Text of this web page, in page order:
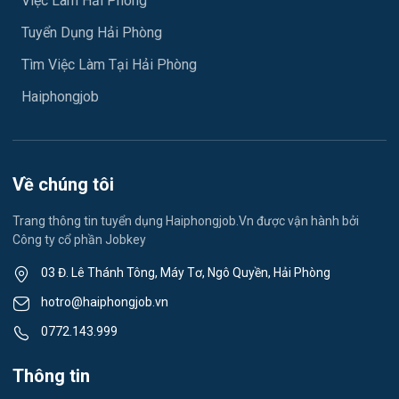
Y tế
May mặc
Lái xe
Tiếng Nhật
Du lịch
Việc làm An Phong
Việc làm Hải Dương
Việc làm Nam Đồng
Việc làm Tân Hưng
Tuyển Dụng Hải Phòng
Tìm Việc Làm Tại Hải Phòng
Haiphongjob
Về chúng tôi
Trang thông tin tuyển dụng Haiphongjob.Vn được vận hành bởi
Công ty cổ phần Jobkey
03 Đ. Lê Thánh Tông, Máy Tơ, Ngô Quyền, Hải Phòng
hotro@haiphongjob.vn
0772.143.999
Thông tin